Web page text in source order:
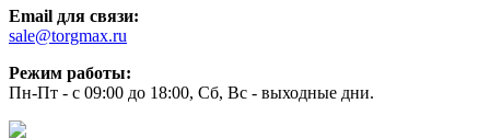
Email для связи:
sale@torgmax.ru
Режим работы:
Пн-Пт - с 09:00 до 18:00, Сб, Вс - выходные дни.